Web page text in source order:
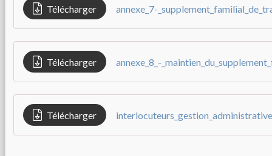
Télécharger
Télécharger
Télécharger interlocuteurs_gestion_administrative